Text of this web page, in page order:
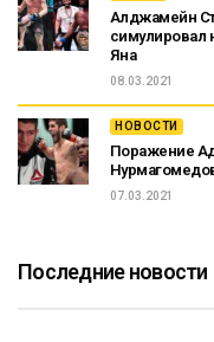
Алджамейн
симулировал
Яна
08.03.2021
НОВОСТИ
Поражение
07.03.2021
Последние новости